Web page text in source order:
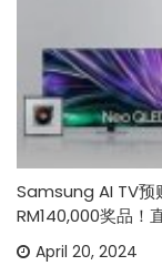
Samsung AI TV预
RM140,000奖品！
April 20, 2024